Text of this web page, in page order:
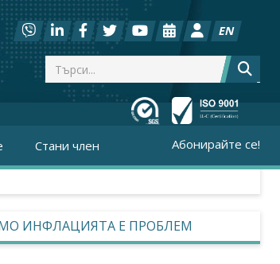
EN
Стани член Абонирайте се!
ИНФЛАЦИЯТА Е ПРОБЛЕМ